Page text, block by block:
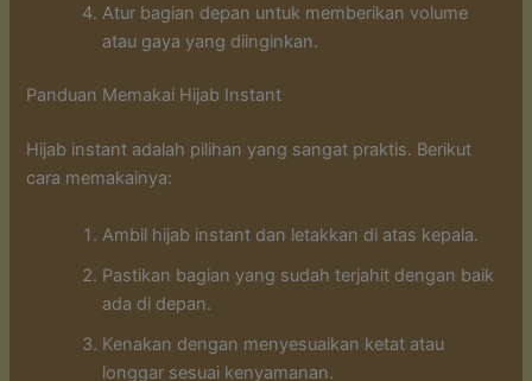
Atur bagian depan untuk memberikan volume
atau gaya yang diinginkan.
Panduan Memakai Hijab Instant
Hijab instant adalah pilihan yang sangat praktis. Berikut
cara memakainya:
Ambil hijab instant dan letakkan di atas kepala.
Pastikan bagian yang sudah terjahit dengan baik
ada di depan.
Kenakan dengan menyesuaikan ketat atau
longgar sesuai kenyamanan.